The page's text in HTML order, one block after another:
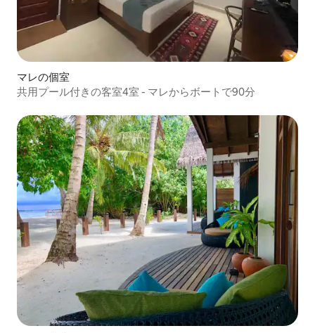
マレの個室
共用プール付きの客室4室 - マレからボートで90分